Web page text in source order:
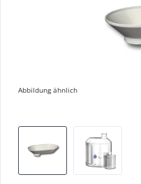
Abbildung ähnlich